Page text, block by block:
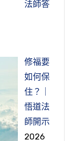
他禪師，
留下來跟
生的菩薩
不是一生一
累積下來，
所以在這個
大徹大悟，
，已經供養
時代建
供東嶽大
們看到寺院
不對的，那
坐具」就是
』，他就恭
他發誓要求
請問他母親
就給我說明
很乖，在
都會打電
車，四十
們兩個夫妻
了，他太太
子，哭得都
神記》，俞
七個，失踪
不管，不是
出家要超
是在家一
《地藏菩薩
藏經》不能
建立在孝道
了。實在
高、還要圓
信願念佛，
體就有這些
『有身必
出家修道
化，就是原
到感化都孝
有講演，
做出來給大
送到她口中
能幫助他
佛報告，
母親在世
墮餓鬼？就
，所以才會
獄，愚痴墮
人類哪一個
成也蕭何，
霸、房玄
淹」，范
開始，這些
常讚歎的，
路、樊須怎
不上他們。
奇怪的
都比不上他
法師答
修福要
如何保
住？｜
悟道法
師開示
2026